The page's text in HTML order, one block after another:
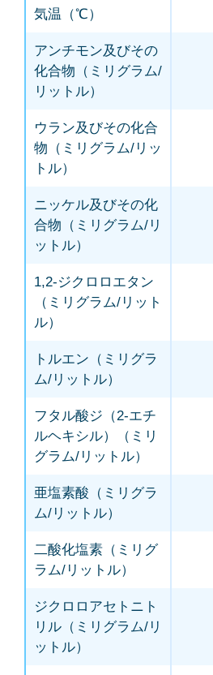
気温（℃）
アンチモン及びその
化合物（ミリグラム/
リットル）
ウラン及びその化合
物（ミリグラム/リッ
トル）
ニッケル及びその化
合物（ミリグラム/リ
ットル）
1,2-ジクロロエタン
（ミリグラム/リット
ル）
トルエン（ミリグラ
ム/リットル）
フタル酸ジ（2-エチ
ルヘキシル）（ミリ
グラム/リットル）
亜塩素酸（ミリグラ
ム/リットル）
二酸化塩素（ミリグ
ラム/リットル）
ジクロロアセトニト
リル（ミリグラム/リ
ットル）